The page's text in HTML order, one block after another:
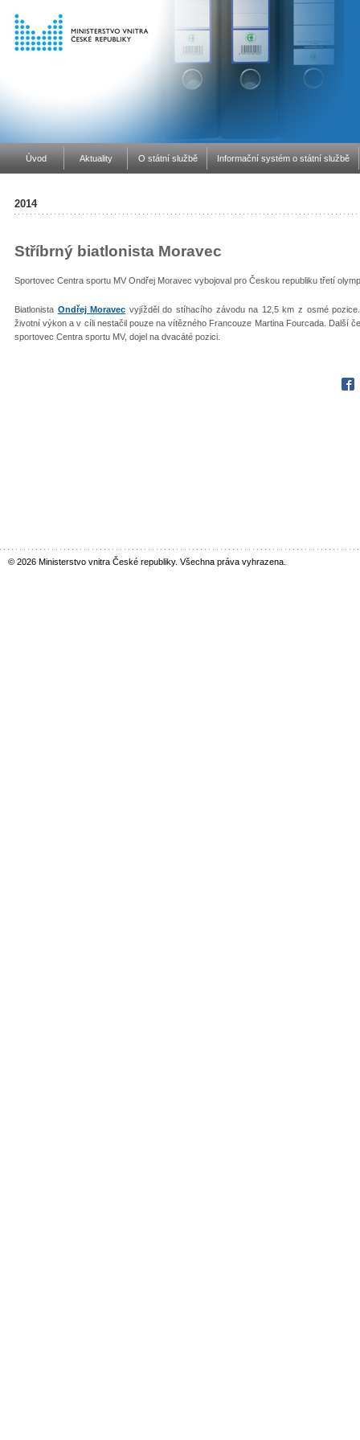
Úvod Aktuality O státní službě Informační systém o státní službě
2014
Stříbrný biatlonista Moravec
Sportovec Centra sportu MV Ondřej Moravec vybojoval pro Českou republiku třetí
Biatlonista Ondřej Moravec vyjížděl do stíhacího závodu na 12,5 km z osmé
životní výkon a v cíli nestačil pouze na vítězného Francouze Martina Fourcada. Další
sportovec Centra sportu MV, dojel na dvacáté pozici.
© 2026 Ministerstvo vnitra České republiky. Všechna práva vyhrazena.